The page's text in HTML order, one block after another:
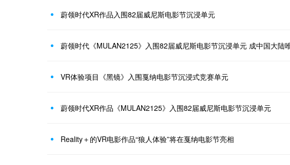
蔚领时代XR作品入围82届威尼斯电影节沉浸单元
VR体验项目《黑镜》入围戛纳电影节沉浸式竞赛单元
蔚领时代XR作品《MULAN2125》入围82届威尼斯电影节沉浸单元
Reality＋的VR电影作品“狼人体验”将在戛纳电影节亮相